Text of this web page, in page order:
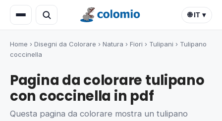
🌐 IT ▾
Home › Disegni da Colorare › Natura › Fiori › Tulipani › Tulipano
coccinella
Pagina da colorare tulipano
con coccinella in pdf
Questa pagina da colorare mostra un tulipano